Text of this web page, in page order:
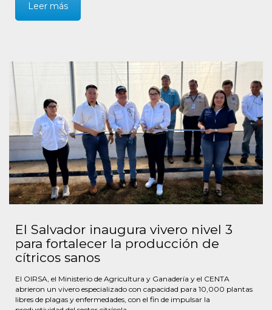
Leer más
El Salvador inaugura vivero nivel 3
para fortalecer la producción de
cítricos sanos
El OIRSA, el Ministerio de Agricultura y Ganadería y el CENTA
abrieron un vivero especializado con capacidad para 10,000 plantas
libres de plagas y enfermedades, con el fin de impulsar la